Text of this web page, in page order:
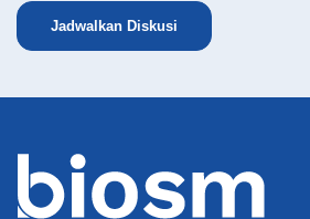
Jadwalkan Diskusi